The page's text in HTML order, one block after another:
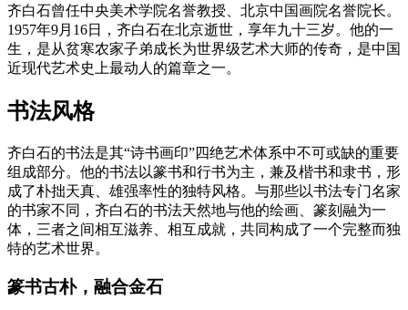
齐白石曾任中央美术学院名誉教授、北京中国画院名誉院长。
1957年9月16日，齐白石在北京逝世，享年九十三岁。他的一
生，是从贫寒农家子弟成长为世界级艺术大师的传奇，是中国
近现代艺术史上最动人的篇章之一。
书法风格
齐白石的书法是其“诗书画印”四绝艺术体系中不可或缺的重要
组成部分。他的书法以篆书和行书为主，兼及楷书和隶书，形
成了朴拙天真、雄强率性的独特风格。与那些以书法专门名家
的书家不同，齐白石的书法天然地与他的绘画、篆刻融为一
体，三者之间相互滋养、相互成就，共同构成了一个完整而独
特的艺术世界。
篆书古朴，融合金石